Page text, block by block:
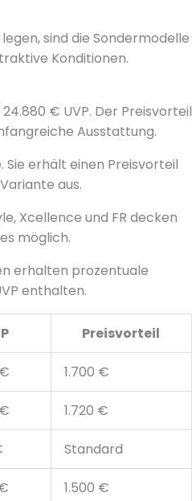
sind die Sondermodelle
Konditionen.
24.880 € UVP. Der Preisvorteil
Ausstattung.
erhält einen Preisvorteil
aus.
Xcellence und FR decken
möglich.
erhalten prozentuale
enthalten.
Preisvorteil
1.700 €
1.720 €
Standard
1.500 €